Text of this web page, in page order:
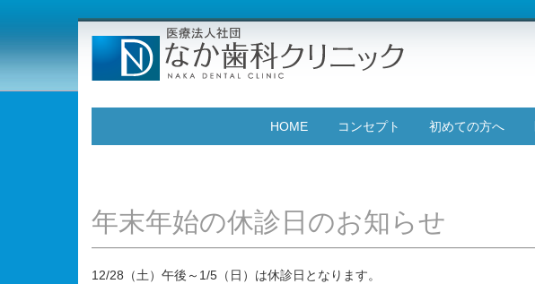
HOME コンセプト 初めての方へ
年末年始の休診日のお知らせ
12/28（土）午後～1/5（日）は休診日となります。